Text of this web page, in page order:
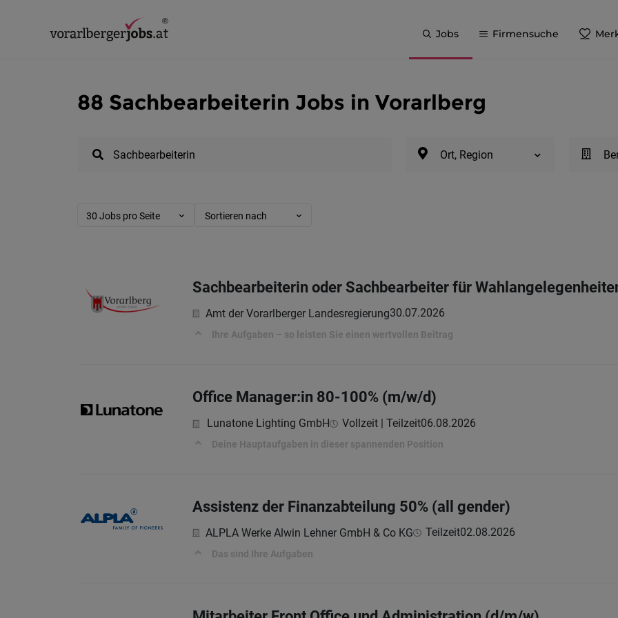
Jobs Firmensuche
88 Sachbearbeiterin Jobs in Vorarlberg
Ort, Region
30 Jobs pro Seite Sortieren nach
Sachbearbeiterin oder Sachbearbeiter für
Amt der Vorarlberger Landesregierung30.07.2026
Ihre Aufgaben – so leisten Sie einen wertvollen Beitrag
Office Manager:in 80-100% (m/w/d)
Lunatone Lighting GmbH Vollzeit | Teilzeit06.08.2026
Deine Hauptaufgaben in dieser spannenden Position
Assistenz der Finanzabteilung 50% (all gender)
ALPLA Werke Alwin Lehner GmbH & Co KG Teilzeit02.08.2026
Das sind Ihre Aufgaben